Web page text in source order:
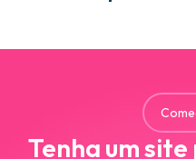
Tenha um